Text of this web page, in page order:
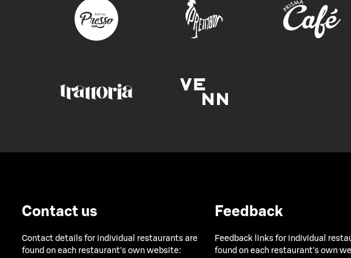
Contact us
Contact details for individual restaurants are
found on each restaurant's own website:
Feedback
Feedback links for individual
found on each restaurant's own